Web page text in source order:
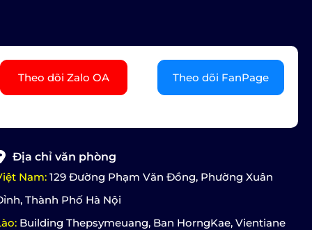
Theo dõi Zalo OA Theo dõi FanPage
Địa chỉ văn phòng
Nam: 129 Đường Phạm Văn Đồng, Phường Xuân
Thành Phố Hà Nội
Building Thepsymeuang, Ban HorngKae, Vientiane